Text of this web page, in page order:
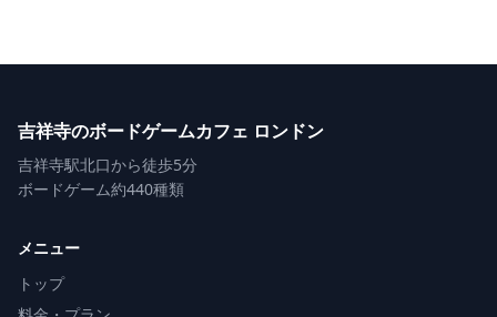
吉祥寺のボードゲームカフェ ロンドン
吉祥寺駅北口から徒歩5分
ボードゲーム約440種類
メニュー
トップ